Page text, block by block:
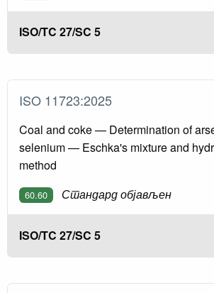
ISO/TC 27/SC 5
ISO 11723:2025
Coal and coke — Determination of
selenium — Eschka's mixture and
method
60.60 Стандард објављен
ISO/TC 27/SC 5